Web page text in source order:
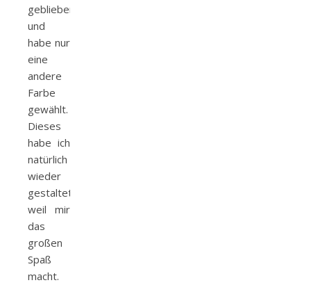
geblieben
und
habe nur
eine
andere
Farbe
gewählt.
Dieses
habe ich
natürlich
wieder
gestaltet,
weil mir
das
großen
Spaß
macht.